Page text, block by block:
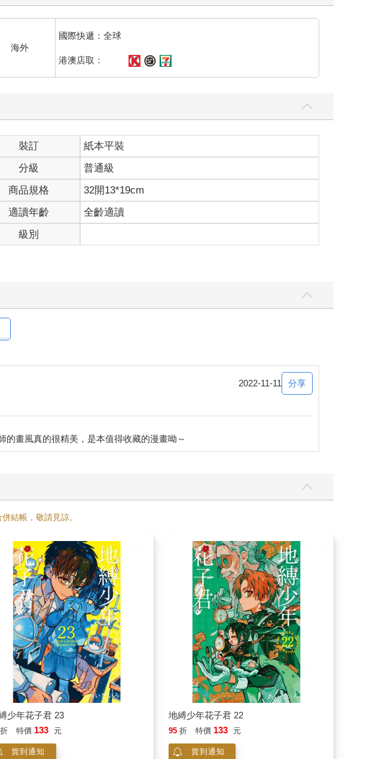
海外
國際快遞：全球
港澳店取：
裝訂
紙本平裝
分級
普通級
商品規格
32開13*19cm
適讀年齡
全齡適讀
級別
2022-11-11 分享
結帳，敬請見諒。
少年花子君 23
折 特價 133 元
貨到通知
地縛少年花子君 22
95 折 特價 133 元
貨到通知